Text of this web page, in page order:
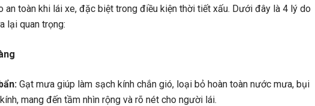
an toàn khi lái xe, đặc biệt trong điều kiện thời tiết xấu. Dưới đây là 4 lý do
lại quan trọng:
Gạt mưa giúp làm sạch kính chắn gió, loại bỏ hoàn toàn nước mưa, bụi
mang đến tầm nhìn rộng và rõ nét cho người lái.